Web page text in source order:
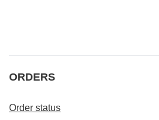
ORDERS
Order status